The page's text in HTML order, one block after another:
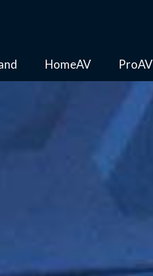
HomeAV ProAV